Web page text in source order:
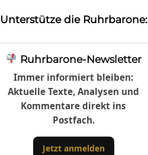
Unterstütze die Ruhrbarone:
Ruhrbarone-Newsletter
Immer informiert bleiben:
Aktuelle Texte, Analysen und
Kommentare direkt ins
Postfach.
Jetzt anmelden